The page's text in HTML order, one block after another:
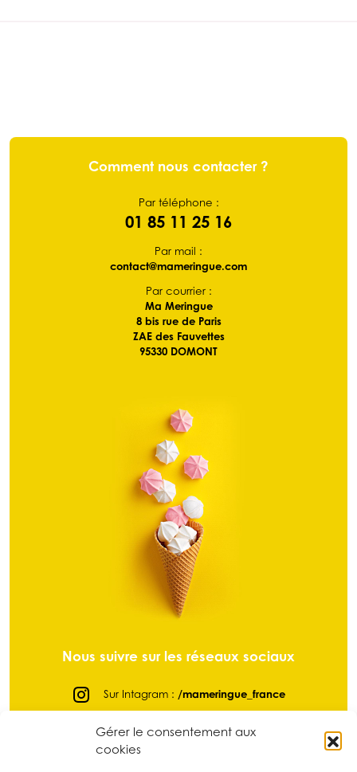
Gérer le consentement aux
cookies
Comment nous contacter ?
Par téléphone :
01 85 11 25 16
Par mail :
contact@mameringue.com
Par courrier :
Ma Meringue
8 bis rue de Paris
ZAE des Fauvettes
95330 DOMONT
Nous suivre sur les réseaux sociaux
Sur Intagram : /mameringue_france
Sur LinkedIn :